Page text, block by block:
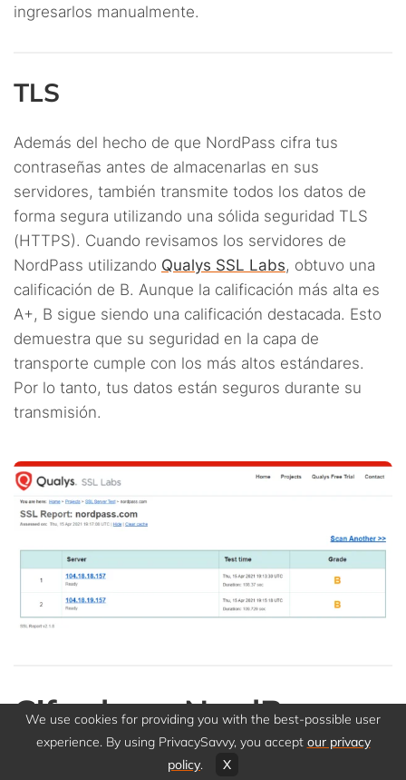
ingresarlos manualmente.
TLS
Además del hecho de que NordPass cifra tus
contraseñas antes de almacenarlas en sus
servidores, también transmite todos los datos de
forma segura utilizando una sólida seguridad TLS
(HTTPS). Cuando revisamos los servidores de
NordPass utilizando Qualys SSL Labs, obtuvo una
calificación de B. Aunque la calificación más alta es
A+, B sigue siendo una calificación destacada. Esto
demuestra que su seguridad en la capa de
transporte cumple con los más altos estándares.
Por lo tanto, tus datos están seguros durante su
transmisión.
Cifrado en NordPass
seguridad de grado militar, al igual
We use cookies for providing you with the best-possible user
experience. By using PrivacySavvy, you accept our privacy
policy. X